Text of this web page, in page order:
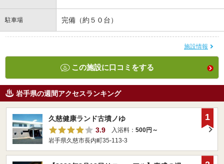
駐車場 完備（約５０台）
施設情報
この施設に口コミをする
岩手県の週間アクセスランキング
久慈健康ランド古墳ノゆ
3.9
入浴料： 500円～
岩手県久慈市長内町35-113-3
1